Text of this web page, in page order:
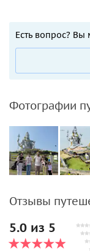
Есть вопрос? Вы
Фотографии
Отзывы
5.0 из 5